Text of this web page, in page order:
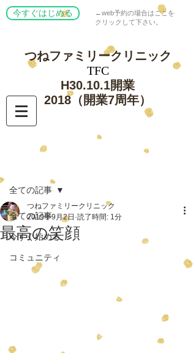
今すぐはじめる
←web予約の場合はここを
クリックして下さい。
つねファミリークリニック
​TFC
​H30.10.1開業
​2018（開業7周年）
全ての記事
今すぐ始める
コミュニティ
全ての記事
最高の笑顔
つねファミリークリニック
2019年9月2日 読了時間: 1分